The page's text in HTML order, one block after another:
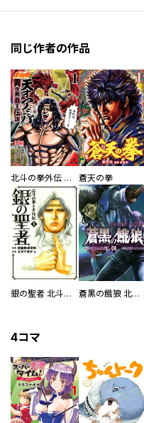
同じ作者の作品
北斗の拳外伝 天才アミバの異世界覇王伝説 蒼天の拳
銀の聖者 北斗の拳 トキ外伝 蒼黒の餓狼 北斗の拳 レイ外伝
4コマ